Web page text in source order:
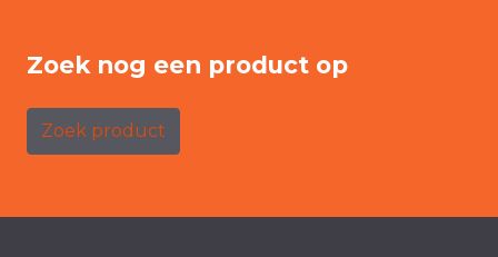
Zoek nog een product op
Zoek product